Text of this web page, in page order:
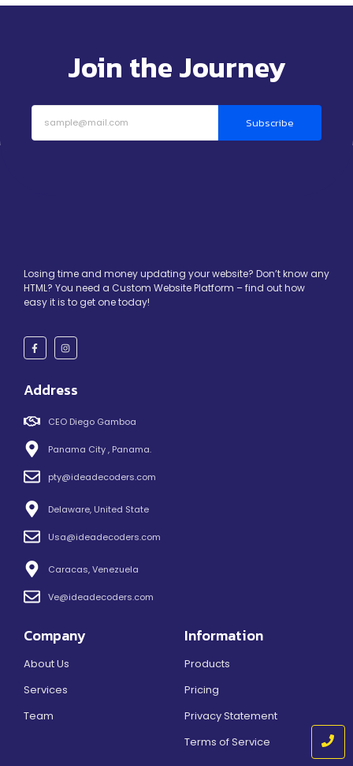
Join the Journey
Subscribe
Losing time and money updating your website? Don’t know any
HTML? You need a Custom Website Platform – find out how
easy it is to get one today!
Address
CEO Diego Gamboa
Panama City , Panama.
pty@ideadecoders.com
Delaware, United State
Usa@ideadecoders.com
Caracas, Venezuela
Ve@ideadecoders.com
Company
About Us
Services
Team
Information
Products
Pricing
Privacy Statement
Terms of Service